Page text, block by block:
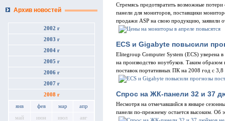
Архив новостей
2002 г
2003 г
2004 г
2005 г
2006 г
2007 г
2008 г
янв фев мар апр
май июн июл авг
Стремясь предотвратить возможные
панели для мониторов, поставщики
продажи ASP на свою продукцию, заявили
ECS и Gigabyte повысили
Elitegroup Computer System (ECS) уверена
на производство ноутбуков. Таким
поставок портативных ПК на 2008 год с
Спрос на ЖК-панели 32 и 37
Несмотря на отмечавшийся в январе
панели по-прежнему остается высоким. Об